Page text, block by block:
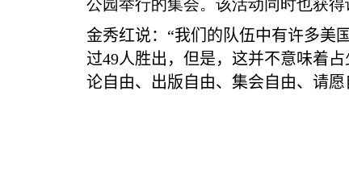
公园举行的集会。该活动同时也获得
金秀红说：“我们的队伍中有许多美
过49人胜出，但是，这并不意味着占
论自由、出版自由、集会自由、请愿